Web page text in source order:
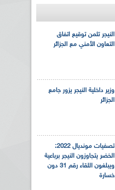
النيجر تثمن توقيع اتفاق
التعاون الأمني مع الجزائر
وزير داخلية النيجر يزور جامع
الجزائر
تصفيات مونديال 2022:
الخضر يتجاوزون النيجر برباعية
ويبلغون اللقاء رقم 31 دون
خسارة